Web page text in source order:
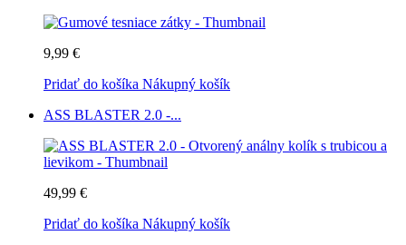
9,99 €
Pridať do košíka Nákupný košík
ASS BLASTER 2.0 -...
49,99 €
Pridať do košíka Nákupný košík